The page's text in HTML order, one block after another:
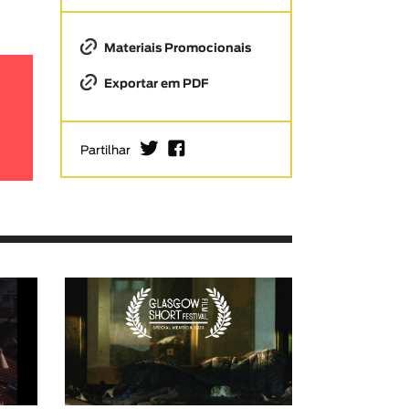
Materiais Promocionais
Exportar em PDF
Partilhar I F